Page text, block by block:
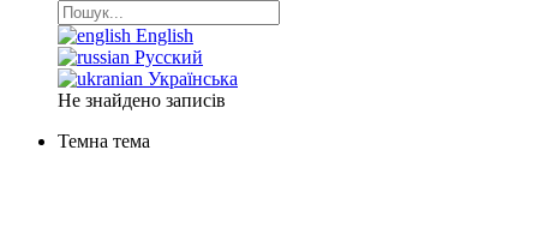
English
Русский
Українська
Не знайдено записів
Темна тема